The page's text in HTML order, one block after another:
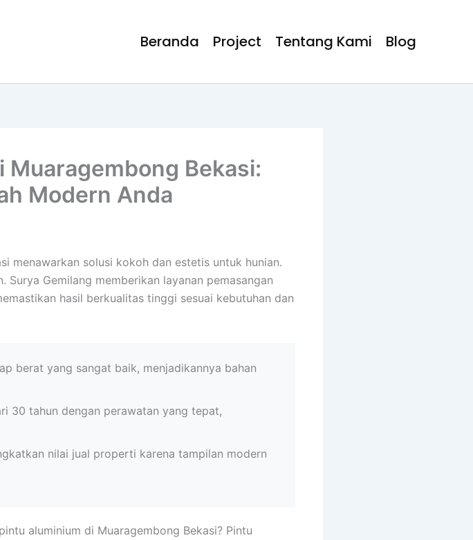
Beranda Project Tentang Kami Blog
Muaragembong Bekasi:
Modern Anda
menawarkan solusi kokoh dan estetis untuk hunian.
Gemilang memberikan layanan pemasangan
hasil berkualitas tinggi sesuai kebutuhan dan
berat yang sangat baik, menjadikannya bahan
30 tahun dengan perawatan yang tepat,
nilai jual properti karena tampilan modern
aluminium di Muaragembong Bekasi? Pintu